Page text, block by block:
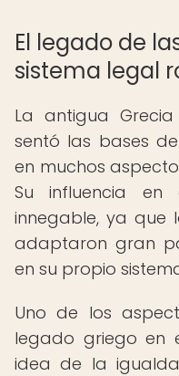
El legado de
sistema legal
La antigua
sentó las bases
en muchos
Su influencia
innegable, ya que
adaptaron gran
en su propio
Uno de los
legado griego en
idea de la